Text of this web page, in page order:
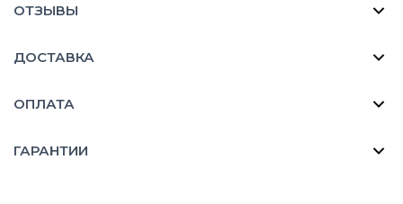
ОТЗЫВЫ
ДОСТАВКА
ОПЛАТА
ГАРАНТИИ